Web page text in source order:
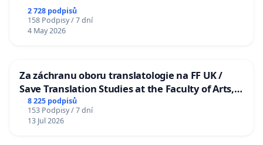
2 728 podpisů
158 Podpisy / 7 dní
4 May 2026
Za záchranu oboru translatologie na FF UK /
Save Translation Studies at the Faculty of Arts,
Charles University
8 225 podpisů
153 Podpisy / 7 dní
13 Jul 2026